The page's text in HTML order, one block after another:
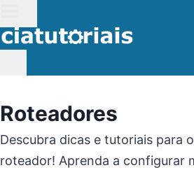
para
o
Roteadores
Descubra dicas e tutoriais para
roteador! Aprenda a configurar